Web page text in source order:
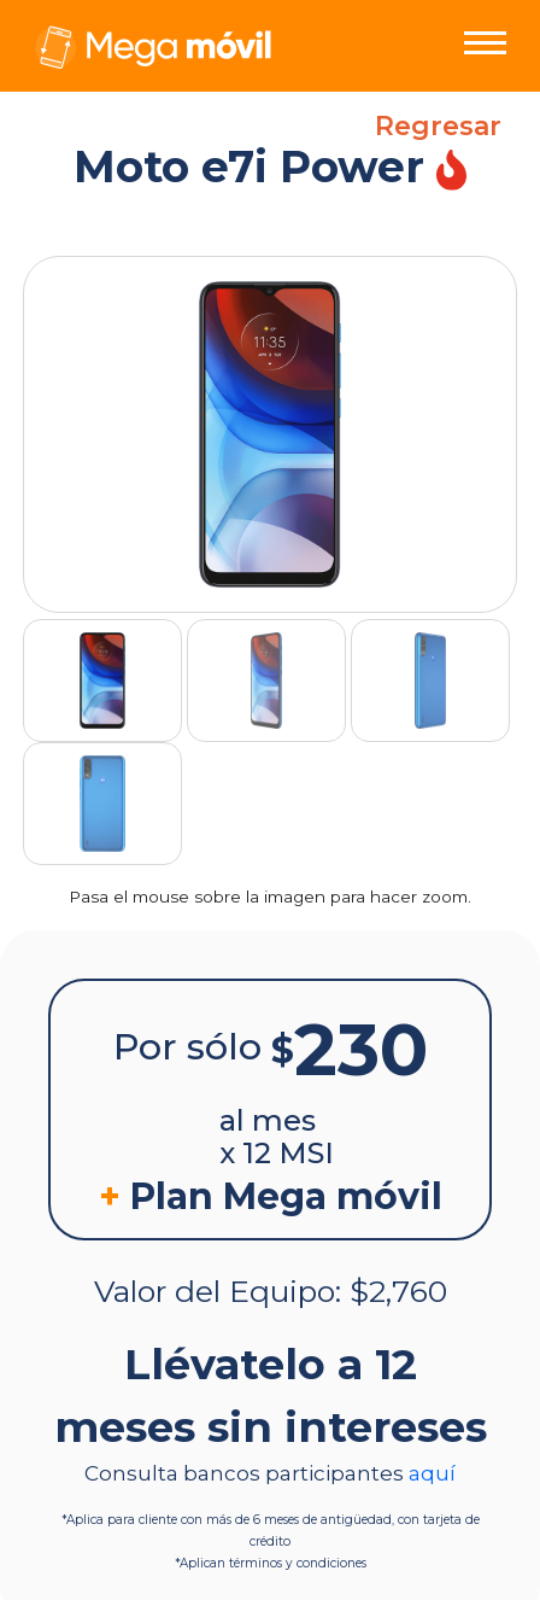
Regresar
Moto e7i Power
Pasa el mouse sobre la imagen para hacer zoom.
Por sólo $230
al mes
x 12 MSI
+ Plan Mega móvil
Valor del Equipo: $2,760
Llévatelo a 12
meses sin intereses
Consulta bancos participantes aquí
*Aplica para cliente con más de 6 meses de antigüedad, con tarjeta de
crédito
*Aplican términos y condiciones